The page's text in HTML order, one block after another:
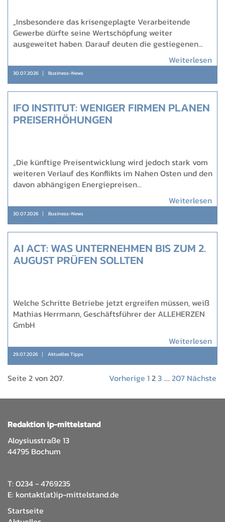
„Insbesondere das krisengeplagte Verarbeitende
Gewerbe dürfte seine Wertschöpfung weiter
ausgeweitet haben. Darauf deuten die gestiegenen...
Weiterlesen
30.07.2026 Business-News
IFO INSTITUT: WENIGER FIRMEN PLANEN
PREISERHÖHUNGEN
„Die künftige Preisentwicklung wird jedoch stark vom
weiteren Verlauf des Konflikts im Nahen Osten und den
davon abhängigen Energiepreisen...
Weiterlesen
30.07.2026 Business-News
AI ACT: WAS UNTERNEHMEN BIS ZUM 2.
AUGUST PRÜFEN SOLLTEN
Welche Schritte Betriebe jetzt ergreifen müssen, weiß
Mathias Herrmann, Geschäftsführer der ALLEHERZEN
GmbH
Weiterlesen
29.07.2026 Aktuelles Tipps
Seite 2 von 207. Vorherige 1 23....207 Nächste
Redaktion ip-mittelstand
Aloysiusstraße 13
44795 Bochum
T: 0234 - 4769235
E: kontakt(at)ip-mittelstand.de
Startseite